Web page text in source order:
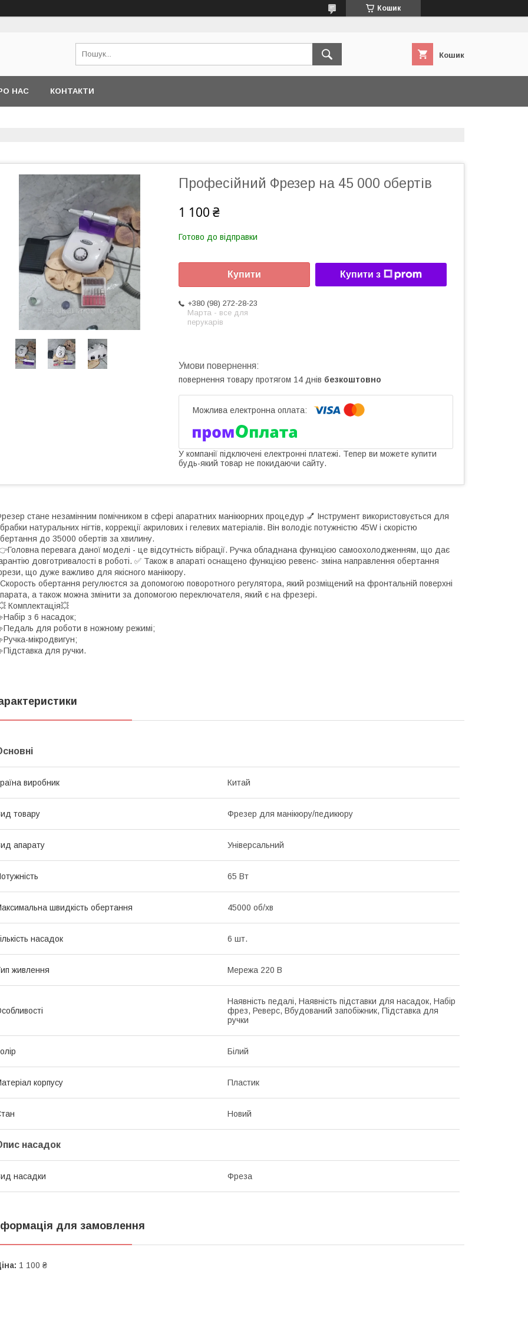
Кошик
Кошик
НАС КОНТАКТИ
Професійний Фрезер на 45 000 обертів
1 100 ₴
Готово до відправки
Купити Купити з
+380 (98) 272-28-23
Марта - все для
перукарів
повернення товару протягом 14 днів безкоштовно
У компанії підключені електронні платежі. Тепер ви можете купити
будь-який товар не покидаючи сайту.
стане незамінним помічником в сфері апаратних манікюрних процедур 💅 Інструмент використовується для
натуральних нігтів, коррекції акрилових і гелевих матеріалів. Він володіє потужністю 45W і скорістю
до 35000 обертів за хвилину.
перевага даної моделі - це відсутність вібрації. Ручка обладнана функцією самоохолодженням, що дає
довготривалості в роботі. ✅️ Також в апараті оснащено функцією ревенс- зміна направлення обертання
що дуже важливо для якісного манікюру.
Скорость обертання регулюєтся за допомогою поворотного регулятора, який розміщений на фронтальній поверхні
а також можна змінити за допомогою переключателя, який є на фрезері.
Комплектація💥
з 6 насадок;
для роботи в ножному режимі;
мікродвигун;
для ручки.
виробник Китай
товару Фрезер для манікюру/педикюру
апарату Універсальний
65 Вт
швидкість обертання 45000 об/хв
насадок 6 шт.
живлення Мережа 220 В
Наявність педалі, Наявність підставки для насадок, Набір
фрез, Реверс, Вбудований запобіжник, Підставка для
ручки
Білий
корпусу Пластик
Новий
насадок
насадки Фреза
для замовлення
1 100 ₴